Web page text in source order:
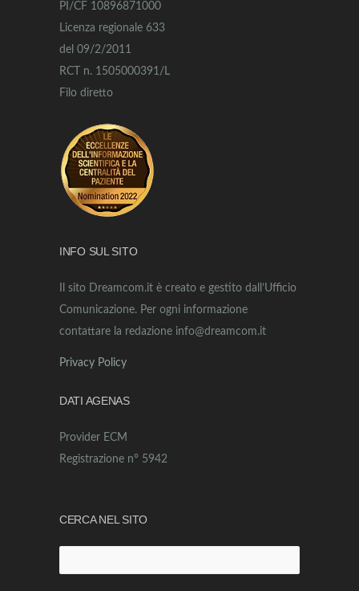
PI/CF 10896871000
Licenza regionale 633
del 09/2/2011
RCT n. 1505000391/L
Filo diretto
INFO SUL SITO
Il sito Dreamcom.it è creato e gestito dall’Ufficio
Comunicazione. Per ogni informazione
contattare la redazione info@dreamcom.it
Privacy Policy
DATI AGENAS
Provider ECM
Registrazione n° 5942
CERCA NEL SITO
per: